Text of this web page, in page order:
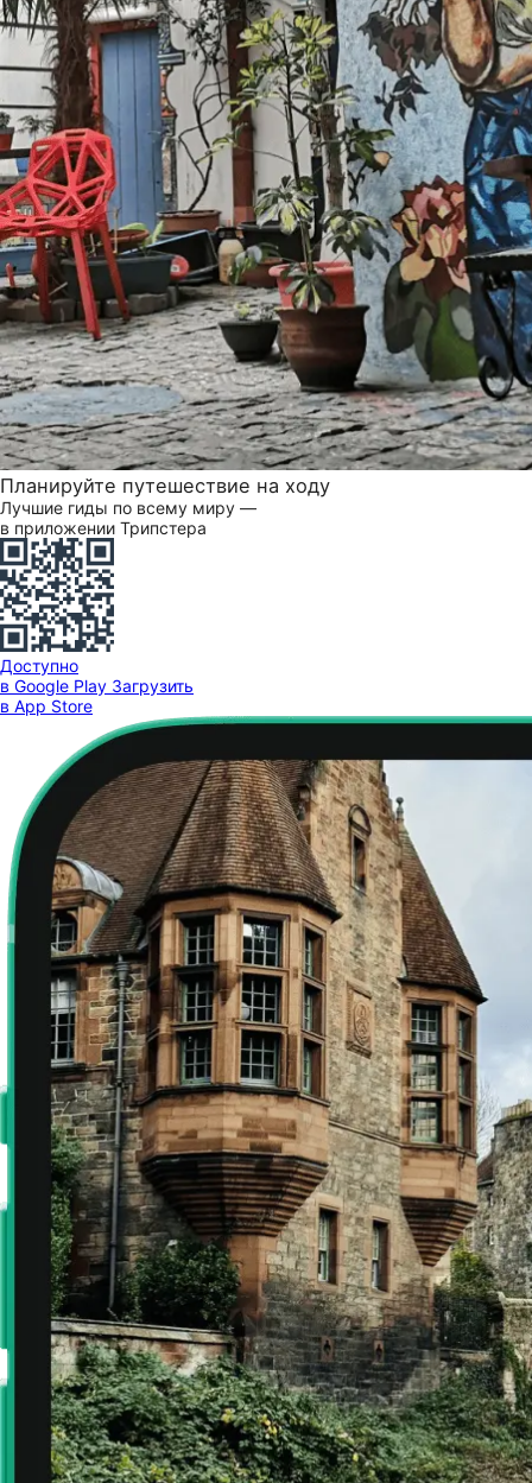
Планируйте путешествие на ходу
Лучшие гиды по всему миру —
в приложении Трипстера
Доступно
в Google Play Загрузить
в App Store